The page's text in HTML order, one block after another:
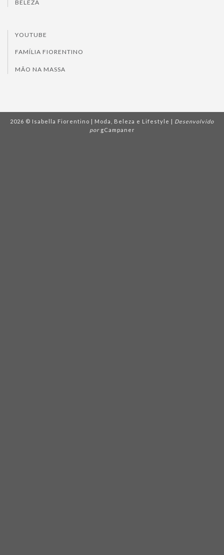
BELEZA
YOUTUBE
FAMÍLIA FIORENTINO
MÃO NA MASSA
2026 © Isabella Fiorentino | Moda, Beleza e Lifestyle | Desenvolvido
por gCampaner